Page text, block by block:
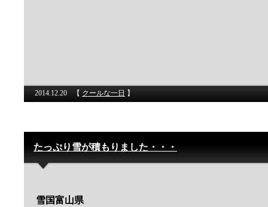
2014.12.20 【 クールな一日 】
たっぷり雪が積もりました・・・
雪国富山県